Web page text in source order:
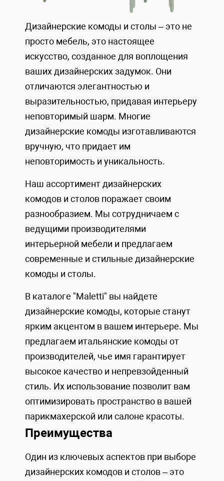
Дизайнерские комоды и столы – это не
просто мебель, это настоящее
искусство, созданное для воплощения
ваших дизайнерских задумок. Они
отличаются элегантностью и
выразительностью, придавая интерьеру
неповторимый шарм. Многие
дизайнерские комоды изготавливаются
вручную, что придает им
неповторимость и уникальность.
Наш ассортимент дизайнерских
комодов и столов поражает своим
разнообразием. Мы сотрудничаем с
ведущими производителями
интерьерной мебели и предлагаем
современные и стильные дизайнерские
комоды и столы.
В каталоге "Maletti" вы найдете
дизайнерские комоды, которые станут
ярким акцентом в вашем интерьере. Мы
предлагаем итальянские комоды от
производителей, чье имя гарантирует
высокое качество и непревзойденный
стиль. Их использование позволит вам
оптимизировать пространство в вашей
парикмахерской или салоне красоты.
Преимущества
Один из ключевых аспектов при выборе
дизайнерских комодов и столов – это